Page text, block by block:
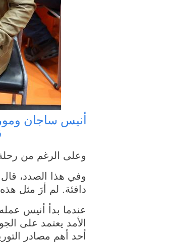
وعلى الرغم من
وفي هذا الصدد،
دافئة. لم أرَ مثل
الأمد يعتمد على
أحد أهم مصادر